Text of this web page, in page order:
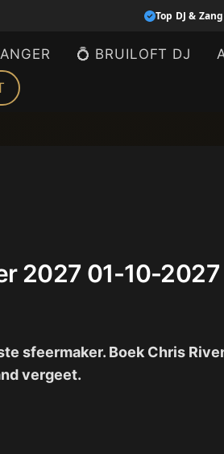
Top DJ &
💍 BRUILOFT DJ
2027 01-10-
sfeermaker. Boek Chris
vergeet.